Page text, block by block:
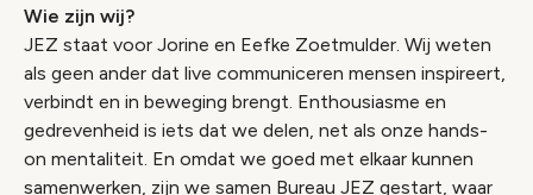
Wie zijn wij?
JEZ staat voor Jorine en Eefke Zoetmulder. Wij weten
als geen ander dat live communiceren mensen inspireert,
verbindt en in beweging brengt. Enthousiasme en
gedrevenheid is iets dat we delen, net als onze hands-
on mentaliteit. En omdat we goed met elkaar kunnen
samenwerken, zijn we samen Bureau JEZ gestart, waar